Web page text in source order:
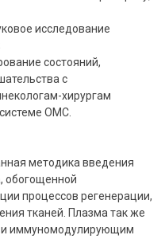
исследование
состояний,
с
хирургам
ОМС.
методика введения
обогощенной
процессов регенерации,
тканей. Плазма так же
и иммуномодулирующим